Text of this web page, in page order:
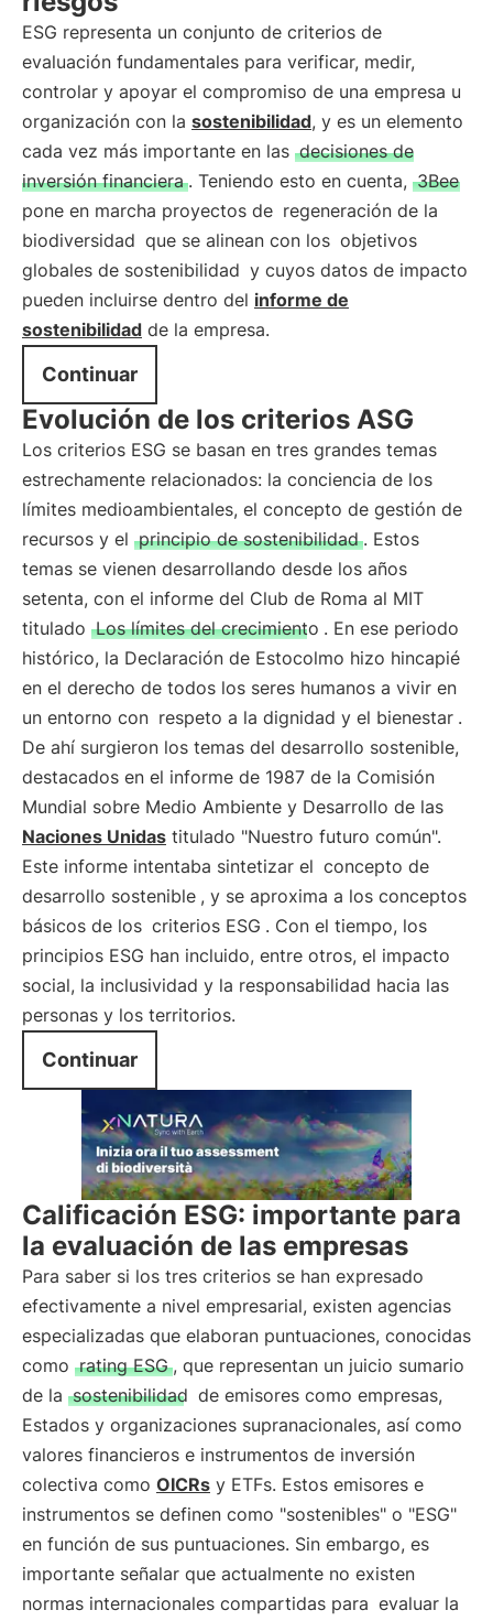
ESG representa un conjunto de criterios de
evaluación fundamentales para verificar, medir,
controlar y apoyar el compromiso de una empresa u
organización con la sostenibilidad, y es un elemento
cada vez más importante en las decisiones de
inversión financiera . Teniendo esto en cuenta, 3Bee
pone en marcha proyectos de regeneración de la
biodiversidad que se alinean con los objetivos
globales de sostenibilidad y cuyos datos de impacto
pueden incluirse dentro del informe de
sostenibilidad de la empresa.
Continuar
Evolución de los criterios ASG
Los criterios ESG se basan en tres grandes temas
estrechamente relacionados: la conciencia de los
límites medioambientales, el concepto de gestión de
recursos y el principio de sostenibilidad . Estos
temas se vienen desarrollando desde los años
setenta, con el informe del Club de Roma al MIT
titulado Los límites del crecimiento . En ese periodo
histórico, la Declaración de Estocolmo hizo hincapié
en el derecho de todos los seres humanos a vivir en
un entorno con respeto a la dignidad y el bienestar .
De ahí surgieron los temas del desarrollo sostenible,
destacados en el informe de 1987 de la Comisión
Mundial sobre Medio Ambiente y Desarrollo de las
Naciones Unidas titulado "Nuestro futuro común".
Este informe intentaba sintetizar el concepto de
desarrollo sostenible , y se aproxima a los conceptos
básicos de los criterios ESG . Con el tiempo, los
principios ESG han incluido, entre otros, el impacto
social, la inclusividad y la responsabilidad hacia las
personas y los territorios.
Continuar
Calificación ESG: importante para
la evaluación de las empresas
Para saber si los tres criterios se han expresado
efectivamente a nivel empresarial, existen agencias
especializadas que elaboran puntuaciones, conocidas
como rating ESG , que representan un juicio sumario
de la sostenibilidad de emisores como empresas,
Estados y organizaciones supranacionales, así como
valores financieros e instrumentos de inversión
colectiva como OICRs y ETFs. Estos emisores e
instrumentos se definen como "sostenibles" o "ESG"
en función de sus puntuaciones. Sin embargo, es
importante señalar que actualmente no existen
normas internacionales compartidas para evaluar la